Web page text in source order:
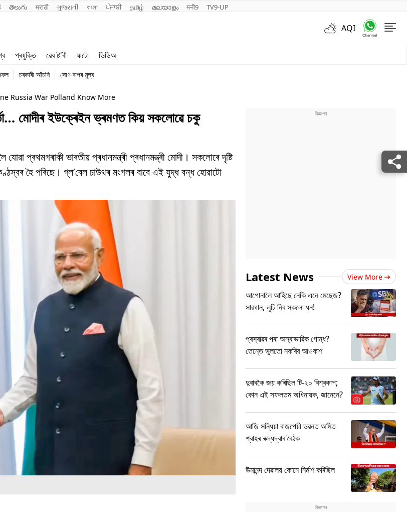
తెలుగు मराठी ગુજરાતી বাংলা ਪੰਜਾਬੀ தமிழ் മലയാളം मनी9 TV9-UP
AQI
প্ৰযুক্তি ৱেব ষ্ট'ৰী ফটো ভিডিঅ
খেল
জীৱনশৈলী
চৰকাৰী আঁচনি সোণ-ৰূপৰ মূল্য
Russia War Polland Know More
মোদীৰ ইউক্ৰেইন ভ্ৰমণত কিয় সকলোৱে চকু
প্ৰথমগৰাকী ভাৰতীয় প্ৰধানমন্ত্ৰী প্ৰধানমন্ত্ৰী মোদী। সকলোৰে দৃষ্টি
হৈ পৰিছে। গ্ল’বেল চাউথৰ মংগলৰ বাবে এই যুদ্ধ বন্ধ হোৱাটো
Latest News View More
আপোনালৈ আহিছে নেকি এনে মেছেজ?
সাৱধান, লুটি নিব সকলো ধন!
প্ৰস্ৰাৱৰ পৰা অস্বাভাৱিক গোন্ধ?
তেন্তে ভুলতো নকৰিব আওকাণ
দুবাৰকৈ জয় কৰিছিল টি-২০ বিশ্বকাপ;
কোন এই সফলতম অধিনায়ক, জানেনে?
আজি সন্ধিয়া বাজপেয়ী ভৱনত অমিত
শ্বাহৰ ৰুদ্ধদ্বাৰ বৈঠক
উমানন্দ দেৱালয় কোনে নিৰ্মাণ কৰিছিল